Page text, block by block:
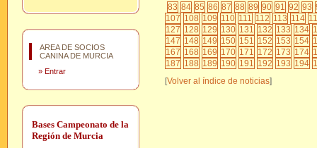
AREA DE SOCIOS
CANINA DE MURCIA
» Entrar
Bases Campeonato de la
Región de Murcia
83 84 85 86 87 88 89 90 91 92 93
107 108 109 110 111 112 113 114
127 128 129 130 131 132 133 134
147 148 149 150 151 152 153 154
167 168 169 170 171 172 173 174
187 188 189 190 191 192 193 194
[Volver al índice de noticias]